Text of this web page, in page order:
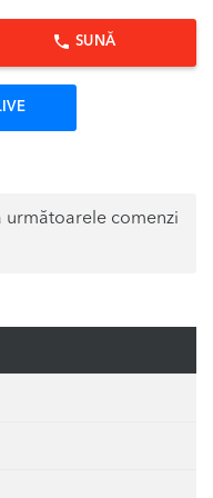
SUNĂ
următoarele comenzi